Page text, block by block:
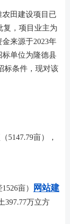
农田建设项目已
复，项目业主为
来源于2023年
标单位为隆德县
标条件，现对该
5147.79亩），
亩）
网站建
397.77万立方